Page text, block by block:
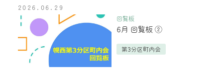
2026.06.29
回覧板
6月 回覧板 ②
第3分区町内会